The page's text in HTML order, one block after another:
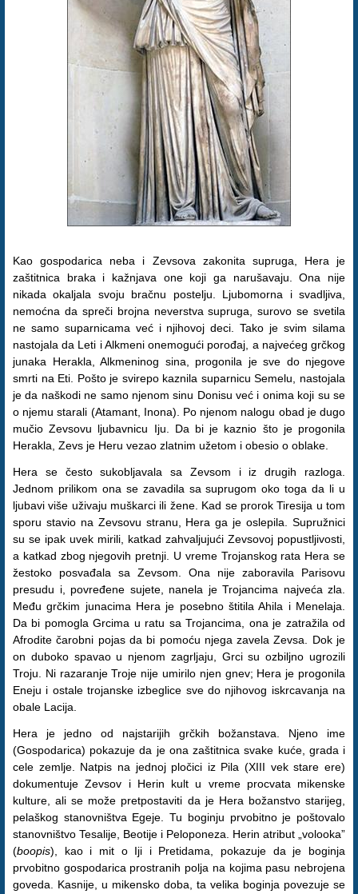
Kao gospodarica neba i Zevsova zakonita supruga, Hera je
zaštitnica braka i kažnjava one koji ga narušavaju. Ona nije
nikada okaljala svoju bračnu postelju. Ljubomorna i svadljiva,
nemoćna da spreči brojna neverstva supruga, surovo se svetila
ne samo suparnicama već i njihovoj deci. Tako je svim silama
nastojala da Leti i Alkmeni onemogući porođaj, a najvećeg grčkog
junaka Herakla, Alkmeninog sina, progonila je sve do njegove
smrti na Eti. Pošto je svirepo kaznila suparnicu Semelu, nastojala
je da naškodi ne samo njenom sinu Donisu već i onima koji su se
o njemu starali (Atamant, Inona). Po njenom nalogu obad je dugo
mučio Zevsovu ljubavnicu Iju. Da bi je kaznio što je progonila
Herakla, Zevs je Heru vezao zlatnim užetom i obesio o oblake.
Hera se često sukobljavala sa Zevsom i iz drugih razloga.
Jednom prilikom ona se zavadila sa suprugom oko toga da li u
ljubavi više uživaju muškarci ili žene. Kad se prorok Tiresija u tom
sporu stavio na Zevsovu stranu, Hera ga je oslepila. Supružnici
su se ipak uvek mirili, katkad zahvaljujući Zevsovoj popustljivosti,
a katkad zbog njegovih pretnji. U vreme Trojanskog rata Hera se
žestoko posvađala sa Zevsom. Ona nije zaboravila Parisovu
presudu i, povređene sujete, nanela je Trojancima najveća zla.
Među grčkim junacima Hera je posebno štitila Ahila i Menelaja.
Da bi pomogla Grcima u ratu sa Trojancima, ona je zatražila od
Afrodite čarobni pojas da bi pomoću njega zavela Zevsa. Dok je
on duboko spavao u njenom zagrljaju, Grci su ozbiljno ugrozili
Troju. Ni razaranje Troje nije umirilo njen gnev; Hera je progonila
Eneju i ostale trojanske izbeglice sve do njihovog iskrcavanja na
obale Lacija.
Hera je jedno od najstarijih grčkih božanstava. Njeno ime
(Gospodarica) pokazuje da je ona zaštitnica svake kuće, grada i
cele zemlje. Natpis na jednoj pločici iz Pila (XIII vek stare ere)
dokumentuje Zevsov i Herin kult u vreme procvata mikenske
kulture, ali se može pretpostaviti da je Hera božanstvo starijeg,
pelaškog stanovništva Egeje. Tu boginju prvobitno je poštovalo
stanovništvo Tesalije, Beotije i Peloponeza. Herin atribut „volooka”
(boopis), kao i mit o Iji i Pretidama, pokazuje da je boginja
prvobitno gospodarica prostranih polja na kojima pasu nebrojena
goveda. Kasnije, u mikensko doba, ta velika boginja povezuje se